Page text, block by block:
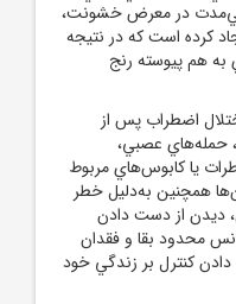
در معرض خشونت،
کرده است که در نتيجه
به هم پيوسته رنج
اضطراب پس از
حمله‌هاي عصبي،
يا کابوس‌هاي مربوط
ها همچنين بهدليل خطر
ديدن از دست دادن
محدود بقا و فقدان
کنترل بر زندگي خود